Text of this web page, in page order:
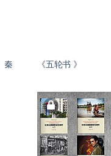
秦
《五轮书 》